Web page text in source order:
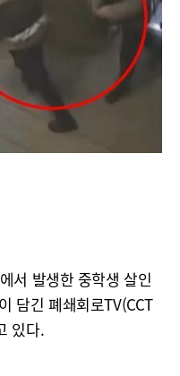
서 발생한 중학생 살인
담긴 폐쇄회로TV(CCT
있다.